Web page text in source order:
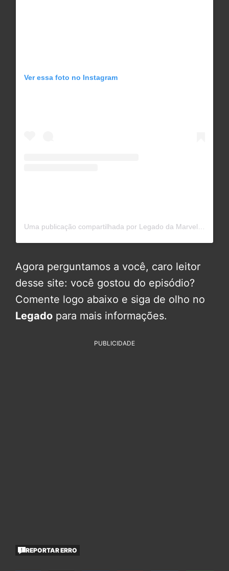
Ver essa foto no Instagram
Uma publicação compartilhada por Legado da Marvel (@legadodamarvel)
Agora perguntamos a você, caro leitor
desse site: você gostou do episódio?
Comente logo abaixo e siga de olho no
Legado para mais informações.
PUBLICIDADE
REPORTAR ERRO